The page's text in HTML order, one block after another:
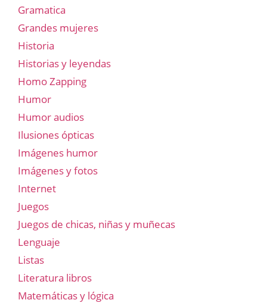
Gramatica
Grandes mujeres
Historia
Historias y leyendas
Homo Zapping
Humor
Humor audios
Ilusiones ópticas
Imágenes humor
Imágenes y fotos
Internet
Juegos
Juegos de chicas, niñas y muñecas
Lenguaje
Listas
Literatura libros
Matemáticas y lógica